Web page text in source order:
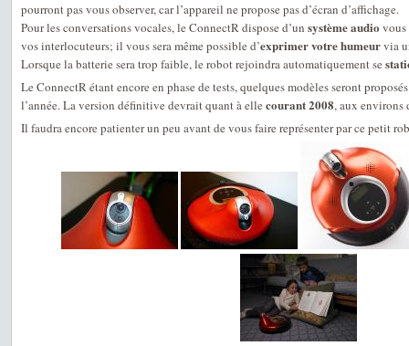
pourront pas vous observer, car l’appareil ne propose pas d’écran d’affichage.
Pour les conversations vocales, le ConnectR dispose d’un système audio vous
vos interlocuteurs; il vous sera même possible d’exprimer votre humeurvia
Lorsque la batterie sera trop faible, le robot rejoindra automatiquement se
Le ConnectR étant encore en phase de tests, quelques modèles seront
l’année. La version définitive devrait quant à elle courant 2008, aux
Il faudra encore patienter un peu avant de vous faire représenter par ce petit